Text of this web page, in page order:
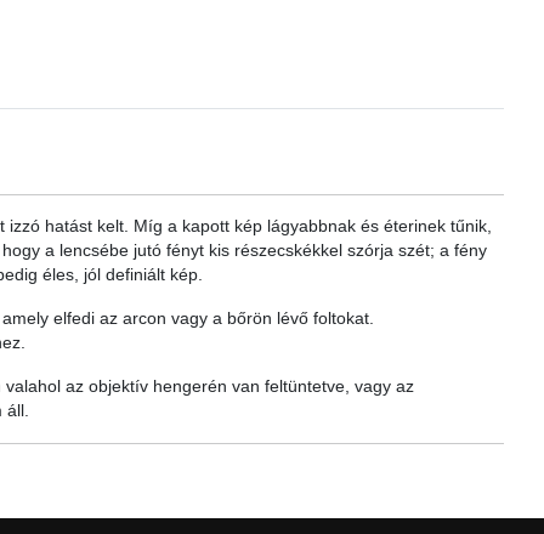
hatást kelt. Míg a kapott kép lágyabbnak és éterinek tűnik,
a lencsébe jutó fényt kis részecskékkel szórja szét; a fény
éles, jól definiált kép.
elfedi az arcon vagy a bőrön lévő foltokat.
az objektív hengerén van feltüntetve, vagy az